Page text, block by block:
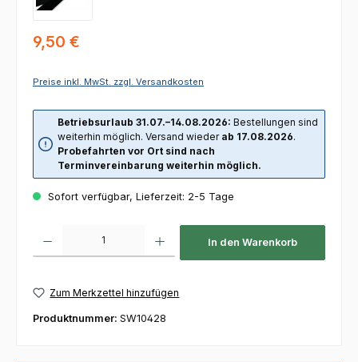
Regulärer Preis:
9,50 €
Preise inkl. MwSt. zzgl. Versandkosten
Betriebsurlaub 31.07.–14.08.2026: Bestellungen sind
weiterhin möglich. Versand wieder ab 17.08.2026.
Probefahrten vor Ort sind nach
Terminvereinbarung weiterhin möglich.
Sofort verfügbar, Lieferzeit: 2-5 Tage
In den Warenkorb
Zum Merkzettel hinzufügen
Produktnummer: SW10428